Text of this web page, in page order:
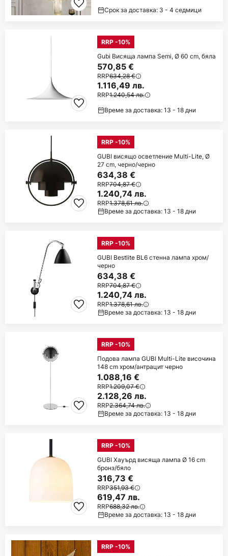
Срок за доставка: 3 - 4 седмици
RRP -10%
Gubi Висяща лампа Semi, Ø 60 cm, бяла
570,85 €
RRP634,28 €
1.116,49 лв.
RRP1.240,54 лв.
Време за доставка: 13 - 18 дни
RRP -10%
GUBI висящо осветление Multi-Lite, Ø
27 cm, черно/черно
634,38 €
RRP704,87 €
1.240,74 лв.
RRP1.378,61 лв.
Време за доставка: 13 - 18 дни
RRP -10%
GUBI Bestlite BL6 стенна лампа хром/
черно
634,38 €
RRP704,87 €
1.240,74 лв.
RRP1.378,61 лв.
Време за доставка: 13 - 18 дни
RRP -10%
Подова лампа GUBI Multi-Lite височина
148 cm хром/антрацит черно
1.088,16 €
RRP1.209,07 €
2.128,26 лв.
RRP2.364,74 лв.
Време за доставка: 13 - 18 дни
RRP -10%
GUBI Хауърд висяща лампа Ø 16 cm
бронз/бяло
316,73 €
RRP351,93 €
619,47 лв.
RRP688,32 лв.
Време за доставка: 13 - 18 дни
RRP -10%